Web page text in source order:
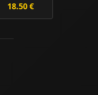
fusi...
18.50 €